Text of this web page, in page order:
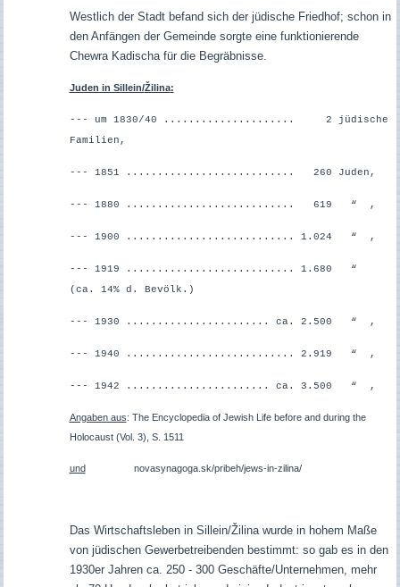
Westlich der Stadt befand sich der jüdische Friedhof; schon in
den Anfängen der Gemeinde sorgte eine funktionierende
Chewra Kadischa für die Begräbnisse.
Juden in Sillein/Žilina:
--- um 1830/40 ..................... 2 jüdische
Familien,
--- 1851 ........................... 260 Juden,
--- 1880 ........................... 619 “ ,
--- 1900 ........................... 1.024 “ ,
--- 1919 ........................... 1.680 “
(ca. 14% d. Bevölk.)
--- 1930 ....................... ca. 2.500 “ ,
--- 1940 ........................... 2.919 “ ,
--- 1942 ....................... ca. 3.500 “ ,
Angaben aus: The Encyclopedia of Jewish Life before and during the
Holocaust (Vol. 3), S. 1511
undnovasynagoga.sk/pribeh/jews-in-zilina/
Das Wirtschaftsleben in Sillein/Žilina wurde in hohem Maße
von jüdischen Gewerbetreibenden bestimmt: so gab es in den
1930er Jahren ca. 250 - 300 Geschäfte/Unternehmen, mehr